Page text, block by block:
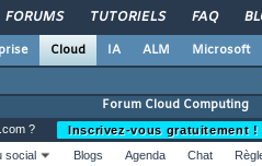
FORUMS TUTORIELS FAQ
Cloud IA ALM Microsoft
Forum Cloud Computing
?
Inscrivez-vous gratuitement !
social Blogs Agenda Chat